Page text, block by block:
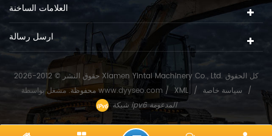
العلامات الساخنة
ارسل رسالة
حقوق النشر © 2012-2026 Xiamen Yintai Machinery Co., Ltd. كل الحقوق
محفوظة.مشغل بواسطة www.dyyseo.com / XML / سياسة خاصة /
شبكة ipv6 المدعومة